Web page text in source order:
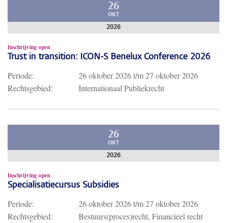
26
OKT
2026
Inschrijving open
Trust in transition: ICON-S Benelux Conference 2026
Periode: 26 oktober 2026t/m27 oktober 2026
Rechtsgebied:
Internationaal Publiekrecht
26
OKT
2026
Inschrijving open
Specialisatiecursus Subsidies
Periode: 26 oktober 2026t/m27 oktober 2026
Rechtsgebied:
Bestuurs(proces)recht, Financieel recht